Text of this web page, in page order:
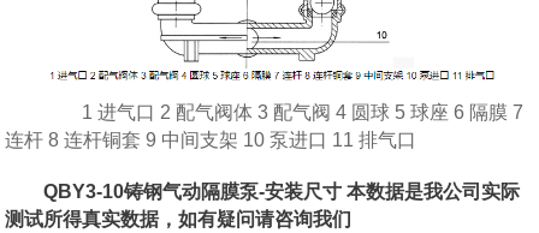
1 进气口 2 配气阀体 3 配气阀 4 圆球 5 球座 6 隔膜 7
连杆 8 连杆铜套 9 中间支架 10 泵进口 11 排气口
QBY3-10铸钢气动隔膜泵-安装尺寸 本数据是我公司实际
测试所得真实数据，如有疑问请咨询我们